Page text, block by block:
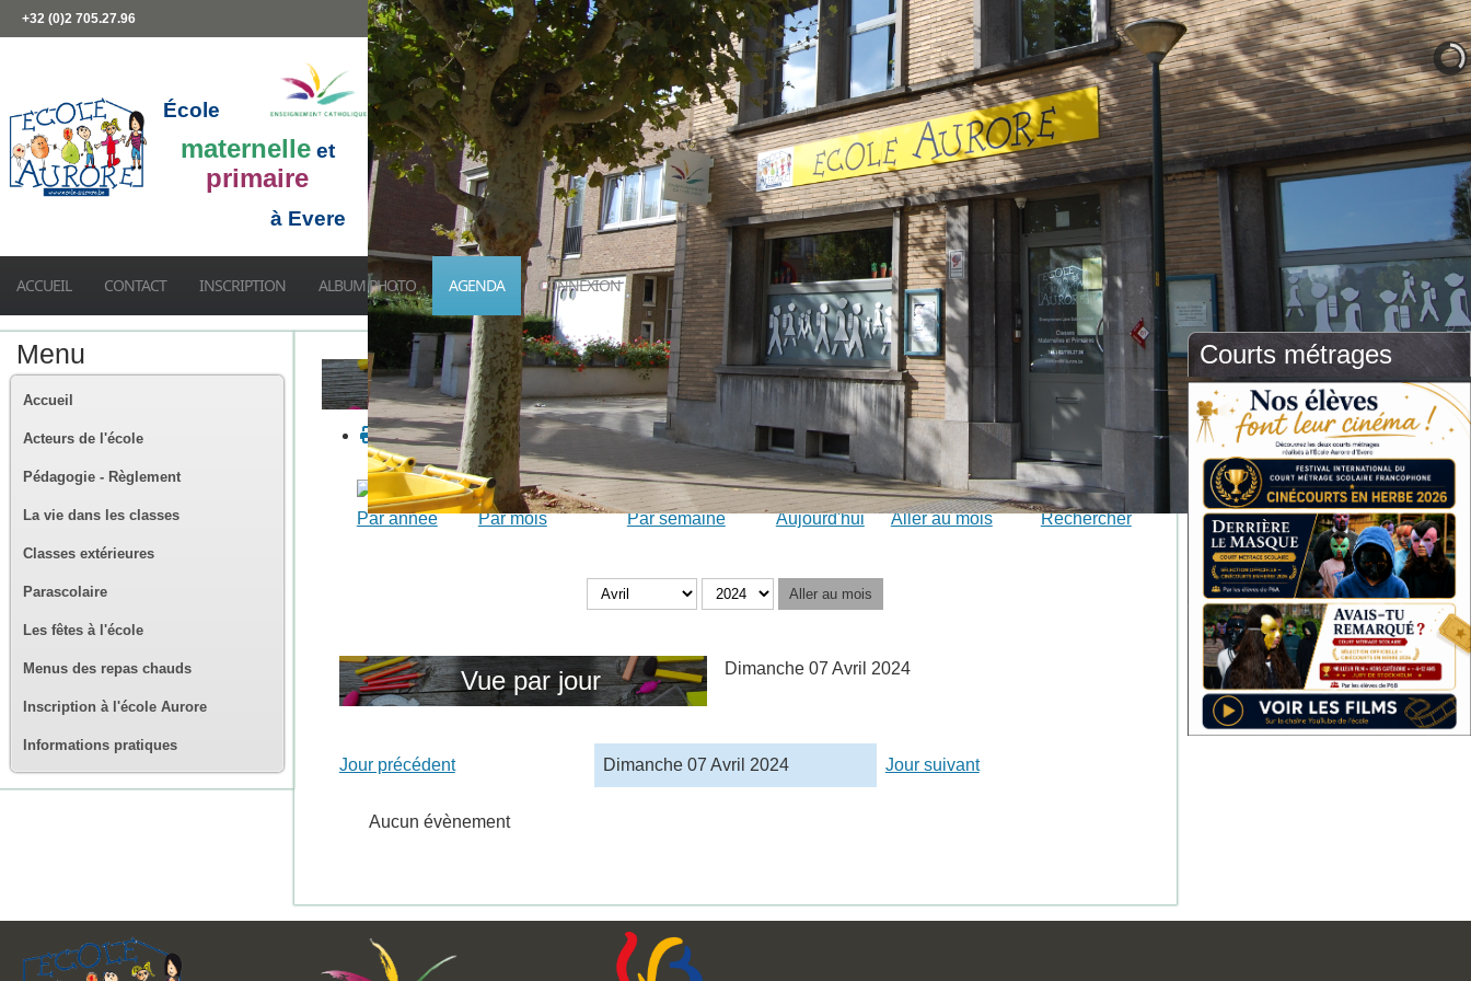
+32 (0)2 705.27.96
École
maternelle et
primaire
à Evere
ACCUEIL CONTACT INSCRIPTION ALBUM PHOTO AGENDA CONNEXION
Menu
Accueil
Acteurs de l'école
Pédagogie - Règlement
La vie dans les classes
Classes extérieures
Parascolaire
Les fêtes à l'école
Menus des repas chauds
Inscription à l'école Aurore
Informations pratiques
Calendrier
Par année Par mois Par semaine Aujourd'hui Aller au mois Rechercher
Aller au mois
Vue par jour Dimanche 07 Avril 2024
Jour précédent Dimanche 07 Avril 2024 Jour suivant
Aucun évènement
Courts métrages